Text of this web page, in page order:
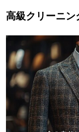
高級クリーニ